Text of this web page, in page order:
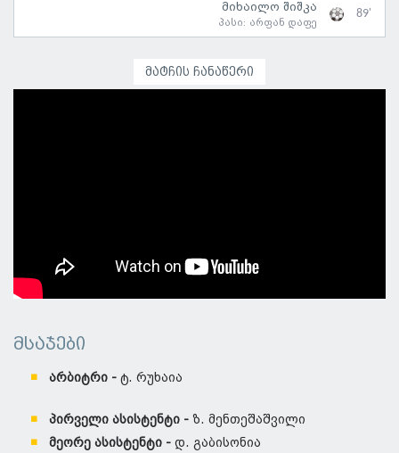
მიხაილო შიშკა
პასი: არფან დაფე
89'
მატჩის ჩანაწერი
მსაჯები
არბიტრი - ტ. რუხაია
პირველი ასისტენტი - ზ. მენთეშაშვილი
მეორე ასისტენტი - დ. გაბისონია